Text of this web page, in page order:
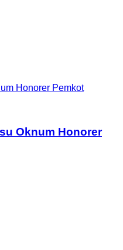
Honorer Pemkot
Oknum Honorer